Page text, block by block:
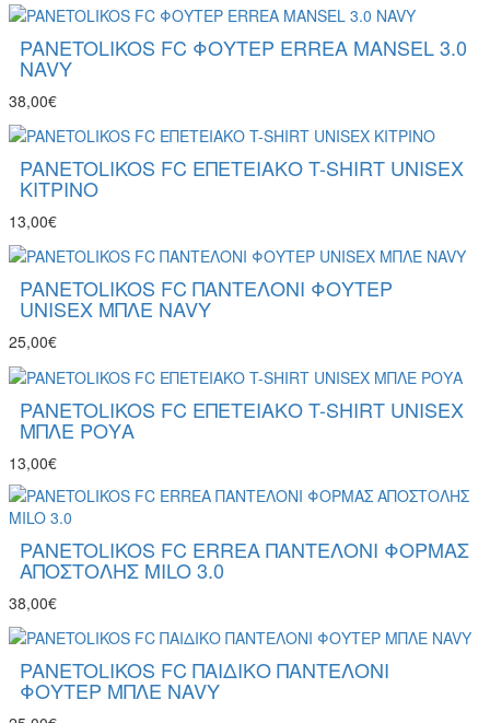
PANETOLIKOS FC ΦΟΥΤΕΡ ERREA MANSEL 3.0
NAVY
38,00€
PANETOLIKOS FC ΕΠΕΤΕΙΑΚΟ T-SHIRT UNISEX
ΚΙΤΡΙΝΟ
13,00€
PANETOLIKOS FC ΠΑΝΤΕΛΟΝΙ ΦΟΥΤΕΡ
UNISEX ΜΠΛΕ NAVY
25,00€
PANETOLIKOS FC ΕΠΕΤΕΙΑΚΟ T-SHIRT UNISEX
ΜΠΛΕ ΡΟΥΑ
13,00€
PANETOLIKOS FC ERREA ΠΑΝΤΕΛΟΝΙ ΦΟΡΜΑΣ
ΑΠΟΣΤΟΛΗΣ MILO 3.0
38,00€
PANETOLIKOS FC ΠΑΙΔΙΚΟ ΠΑΝΤΕΛΟΝΙ
ΦΟΥΤΕΡ ΜΠΛΕ NAVY